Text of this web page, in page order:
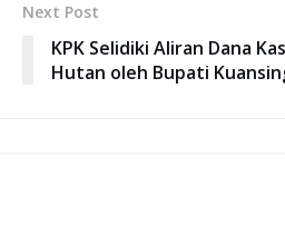
Next Post
KPK Selidiki Aliran Dana
Hutan oleh Bupati